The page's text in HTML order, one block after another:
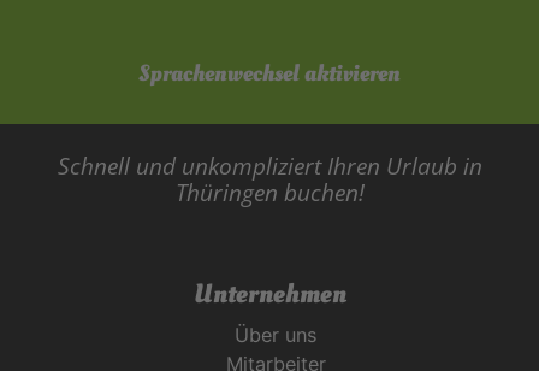
Sprachenwechsel aktivieren
Schnell und unkompliziert Ihren Urlaub in
Thüringen buchen!
Unternehmen
Über uns
Mitarbeiter